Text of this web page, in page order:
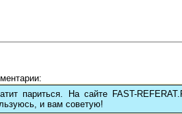
париться. На сайте FAST-
и вам советую!